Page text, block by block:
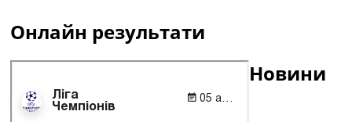
Онлайн результати
Новини